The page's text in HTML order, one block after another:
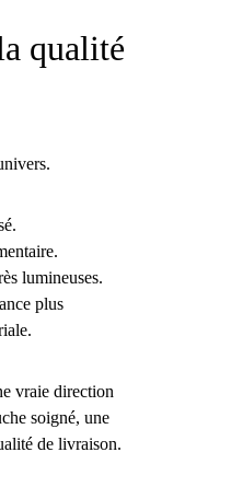
qualité
lumineuses.
plus
vraie direction
soigné, une
de livraison.